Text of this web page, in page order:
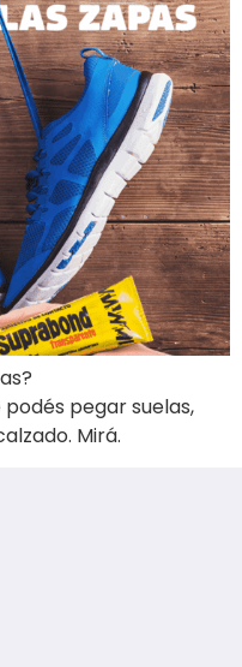
pegar suelas,
Mirá.